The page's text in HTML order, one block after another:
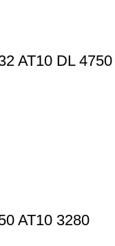
AT10 DL 4750
AT10 3280